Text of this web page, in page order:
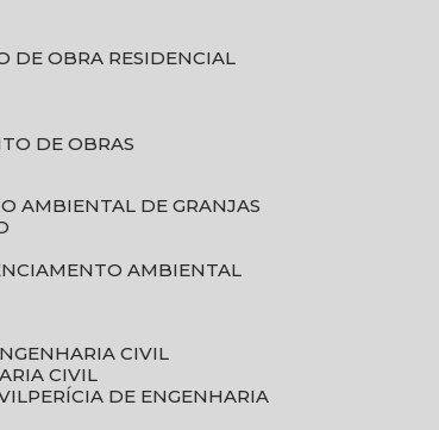
DE OBRA RESIDENCIAL
DE OBRAS
AMBIENTAL DE GRANJAS
AMBIENTAL
CIVIL
CIVIL
PERÍCIA DE ENGENHARIA